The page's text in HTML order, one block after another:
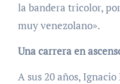
la bandera tricolor,
muy venezolano».
Una carrera en
A sus 20 años,